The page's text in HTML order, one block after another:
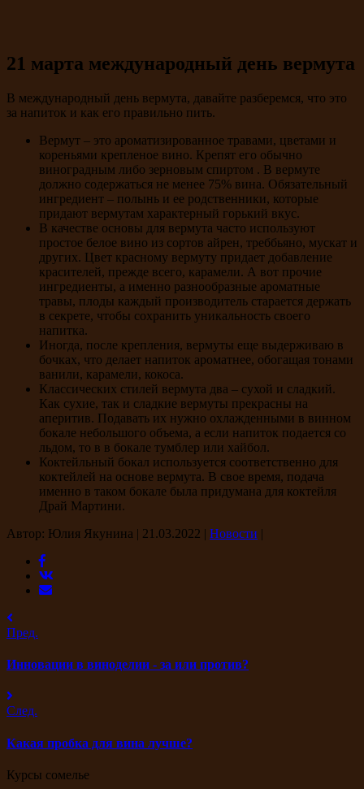
21 марта международный день вермута
В международный день вермута, давайте разберемся, что это
за напиток и как его правильно пить.
Вермут – это ароматизированное травами, цветами и
кореньями крепленое вино. Крепят его обычно
виноградным либо зерновым спиртом . В вермуте
должно содержаться не менее 75% вина. Обязательный
ингредиент – полынь и ее родственники, которые
придают вермутам характерный горький вкус.
В качестве основы для вермута часто используют
простое белое вино из сортов айрен, треббьяно, мускат и
других. Цвет красному вермуту придает добавление
красителей, прежде всего, карамели. А вот прочие
ингредиенты, а именно разнообразные ароматные
травы, плоды каждый производитель старается держать
в секрете, чтобы сохранить уникальность своего
напитка.
Иногда, после крепления, вермуты еще выдерживаю в
бочках, что делает напиток ароматнее, обогащая тонами
ванили, карамели, кокоса.
Классических стилей вермута два – сухой и сладкий.
Как сухие, так и сладкие вермуты прекрасны на
аперитив. Подавать их нужно охлажденными в винном
бокале небольшого объема, а если напиток подается со
льдом, то в в бокале тумблер или хайбол.
Коктейльный бокал используется соответственно для
коктейлей на основе вермута. В свое время, подача
именно в таком бокале была придумана для коктейля
Драй Мартини.
Автор: Юлия Якунина | 21.03.2022 | Новости |
Пред.
Инновации в виноделии - за или против?
След.
Какая пробка для вина лучше?
Курсы сомелье